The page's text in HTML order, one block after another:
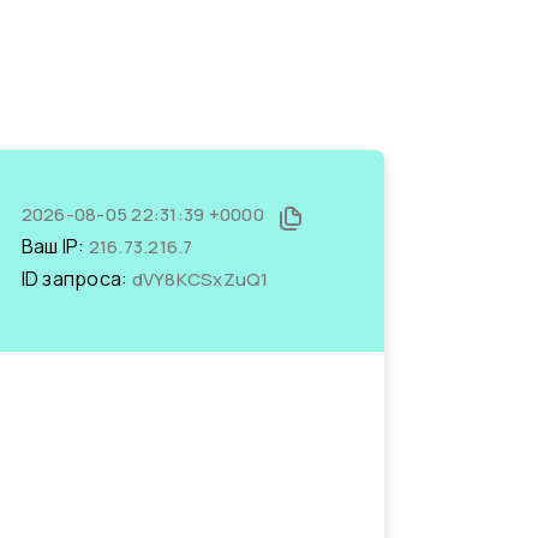
2026-08-05 22:31:39 +0000
Ваш IP: 216.73.216.7
ID запроса: dVY8KCSxZuQ1